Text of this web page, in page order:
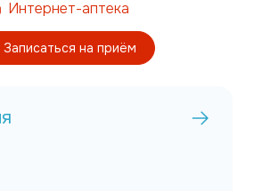
Интернет-аптека
Записаться на приём